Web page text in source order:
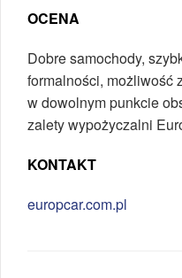
OCENA
Dobre samochody,
formalności, możliwość
w dowolnym punkcie
zalety wypożyczalni
KONTAKT
europcar.com.pl